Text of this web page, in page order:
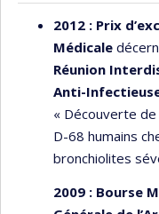
2012 : Prix
Médicale
Réunion
Anti-
« Découverte
D-68 humains
bronchiolites
2009 : Bourse